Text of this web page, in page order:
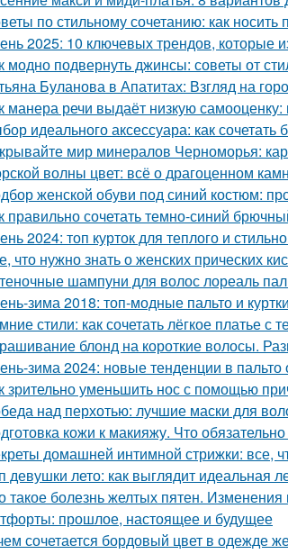
по стильному сочетанию: как носить
2025: 10 ключевых трендов, которые
модно подвернуть джинсы: советы от
Буланова в Апатитах: Взгляд на
манера речи выдаёт низкую
идеального аксессуара: как
мир минералов Черноморья:
волны цвет: всё о драгоценном
женской обуви под синий костюм:
правильно сочетать темно-синий
2024: топ курток для теплого и
что нужно знать о женских прических
шампуни для волос лореаль
зима 2018: топ-модные пальто и
стили: как сочетать лёгкое платье с
блонд на короткие волосы.
зима 2024: новые тенденции в пальто
зрительно уменьшить нос с помощью
над перхотью: лучшие маски для
кожи к макияжу. Что
домашней интимной стрижки: все,
девушки лето: как выглядит идеальная
такое болезнь желтых пятен.
прошлое, настоящее и будущее
сочетается бордовый цвет в одежде